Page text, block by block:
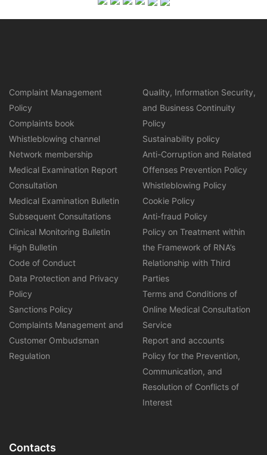
Complaint Management
Policy
Complaints book
Whistleblowing channel
Network membership
Medical Examination Report
Consultation
Medical Examination Bulletin
Subsequent Consultations
Clinical Monitoring Bulletin
High Bulletin
Code of Conduct
Data Protection and Privacy
Policy
Sanctions Policy
Complaints Management and
Customer Ombudsman
Regulation
Quality, Information Security,
and Business Continuity
Policy
Sustainability policy
Anti-Corruption and Related
Offenses Prevention Policy
Whistleblowing Policy
Cookie Policy
Anti-fraud Policy
Policy on Treatment within
the Framework of RNA’s
Relationship with Third
Parties
Terms and Conditions of
Online Medical Consultation
Service
Report and accounts
Policy for the Prevention,
Communication, and
Resolution of Conflicts of
Interest
Contacts